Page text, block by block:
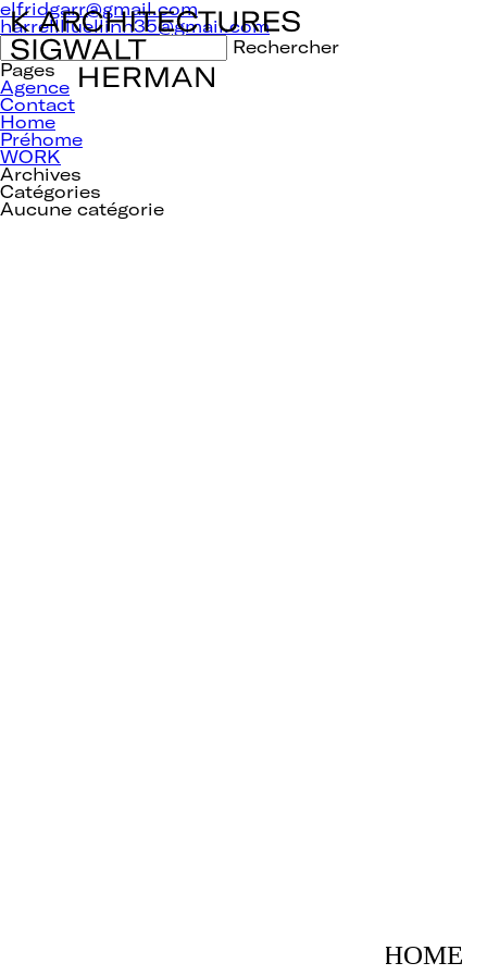
Navigation
de
l’article
elfridgarr@gmail.com
harrelllluellinh35@gmail.com
Rechercher :
Pages
Agence
Contact
Home
Préhome
WORK
Archives
Catégories
Aucune catégorie